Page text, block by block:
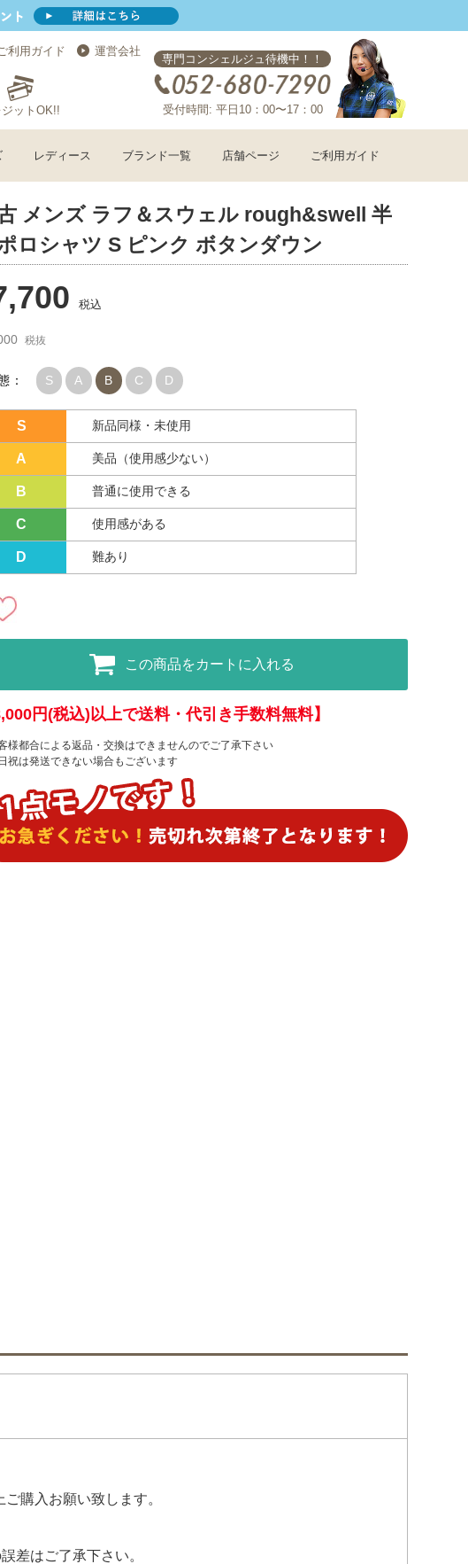
利用ガイド 運営会社
ジットOK!!
専門コンシェルジュ待機中！！
受付時間: 平日10：00〜17：00
レディース ブランド一覧 店舗ページ ご利用ガイド
メンズ ラフ＆スウェル rough&swell 半
ロシャツ S ピンク ボタンダウン
税込
税抜
： S A B C D
S 新品同様・未使用
A 美品（使用感少ない）
B 普通に使用できる
C 使用感がある
D 難あり
この商品をカートに入れる
円(税込)以上で送料・代引き手数料無料】
様都合による返品・交換はできませんのでご了承下さい
祝は発送できない場合もございます
購入お願い致します。
はご了承下さい。